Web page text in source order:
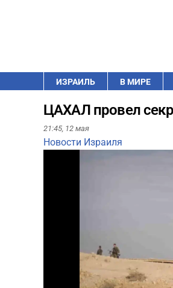
ИЗРАИЛЬ В МИРЕ
ЦАХАЛ провел
21:45, 12 мая
Новости Израиля